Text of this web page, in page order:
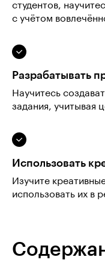
студентов,
с учётом
Разрабатывать
Научитесь
задания, учитывая
Использовать
Изучите
использовать их в